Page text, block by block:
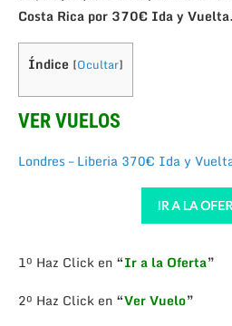
Costa Rica por 370€ Ida y Vuelta.
Índice [Ocultar]
VER VUELOS
Londres – Liberia 370€ Ida y
1º Haz Click en “Ir a la Oferta”
2º Haz Click en “Ver Vuelo”